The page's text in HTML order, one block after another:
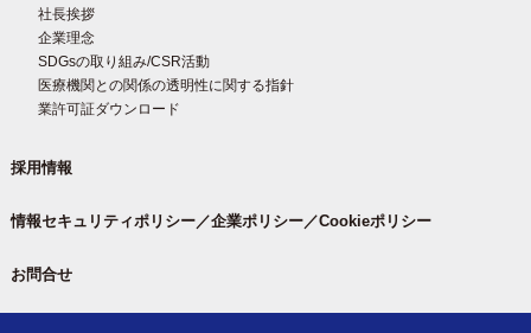
社長挨拶
企業理念
SDGsの取り組み/CSR活動
医療機関との関係の透明性に関する指針
業許可証ダウンロード
採用情報
情報セキュリティポリシー／企業ポリシー／Cookieポリシー
お問合せ